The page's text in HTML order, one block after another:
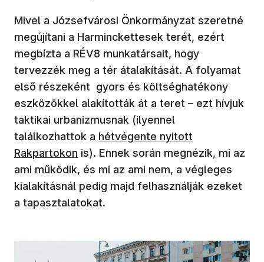
Mivel a Józsefvárosi Önkormányzat szeretné
megújítani a Harminckettesek terét, ezért
megbízta a RÉV8 munkatársait, hogy
tervezzék meg a tér átalakítását. A folyamat
első részeként gyors és költséghatékony
eszközökkel alakították át a teret – ezt hívjuk
taktikai urbanizmusnak (ilyennel
találkozhattok a hétvégente nyitott
Rakpartokon is). Ennek során megnézik, mi az
ami működik, és mi az ami nem, a végleges
kialakításnál pedig majd felhasználják ezeket
a tapasztalatokat.